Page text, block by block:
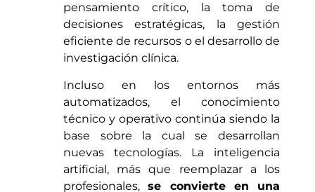
pensamiento crítico, la toma de
decisiones estratégicas, la gestión
eficiente de recursos o el desarrollo de
investigación clínica.
Incluso en los entornos más
automatizados, el conocimiento
técnico y operativo continúa siendo la
base sobre la cual se desarrollan
nuevas tecnologías. La inteligencia
artificial, más que reemplazar a los
profesionales,se convierte en una